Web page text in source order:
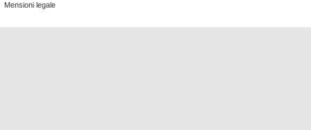
Mensioni legale